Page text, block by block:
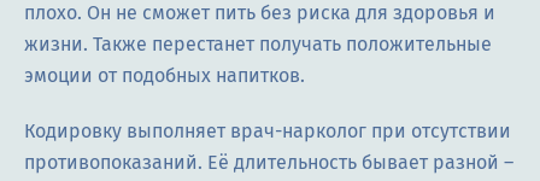
плохо. Он не сможет пить без риска для здоровья и
жизни. Также перестанет получать положительные
эмоции от подобных напитков.
Кодировку выполняет врач-нарколог при отсутствии
противопоказаний. Её длительность бывает разной –